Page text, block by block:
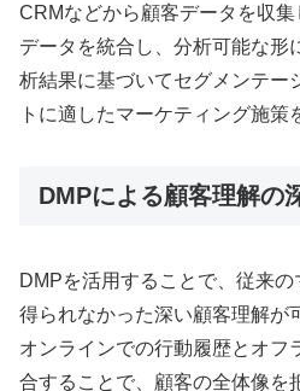
CRMなどから顧客データを収
データを統合し、分析可能な形
析結果に基づいてセグメンテー
トに適したマーケティング施策
DMPによる顧客理解の
DMPを活用することで、従来
得られなかった深い顧客理解が
オンラインでの行動履歴とオフ
合することで、顧客の全体像を